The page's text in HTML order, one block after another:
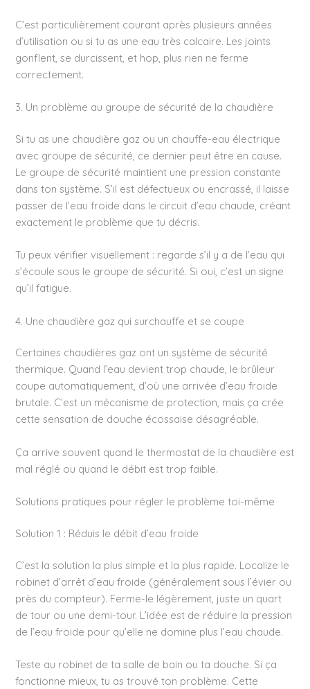
C’est particulièrement courant après plusieurs années
d’utilisation ou si tu as une eau très calcaire. Les joints
gonflent, se durcissent, et hop, plus rien ne ferme
correctement.
3. Un problème au groupe de sécurité de la chaudière
Si tu as une chaudière gaz ou un chauffe-eau électrique
avec groupe de sécurité, ce dernier peut être en cause.
Le groupe de sécurité maintient une pression constante
dans ton système. S’il est défectueux ou encrassé, il laisse
passer de l’eau froide dans le circuit d’eau chaude, créant
exactement le problème que tu décris.
Tu peux vérifier visuellement : regarde s’il y a de l’eau qui
s’écoule sous le groupe de sécurité. Si oui, c’est un signe
qu’il fatigue.
4. Une chaudière gaz qui surchauffe et se coupe
Certaines chaudières gaz ont un système de sécurité
thermique. Quand l’eau devient trop chaude, le brûleur
coupe automatiquement, d’où une arrivée d’eau froide
brutale. C’est un mécanisme de protection, mais ça crée
cette sensation de douche écossaise désagréable.
Ça arrive souvent quand le thermostat de la chaudière est
mal réglé ou quand le débit est trop faible.
Solutions pratiques pour régler le problème toi-même
Solution 1 : Réduis le débit d’eau froide
C’est la solution la plus simple et la plus rapide. Localize le
robinet d’arrêt d’eau froide (généralement sous l’évier ou
près du compteur). Ferme-le légèrement, juste un quart
de tour ou une demi-tour. L’idée est de réduire la pression
de l’eau froide pour qu’elle ne domine plus l’eau chaude.
Teste au robinet de ta salle de bain ou ta douche. Si ça
fonctionne mieux, tu as trouvé ton problème. Cette